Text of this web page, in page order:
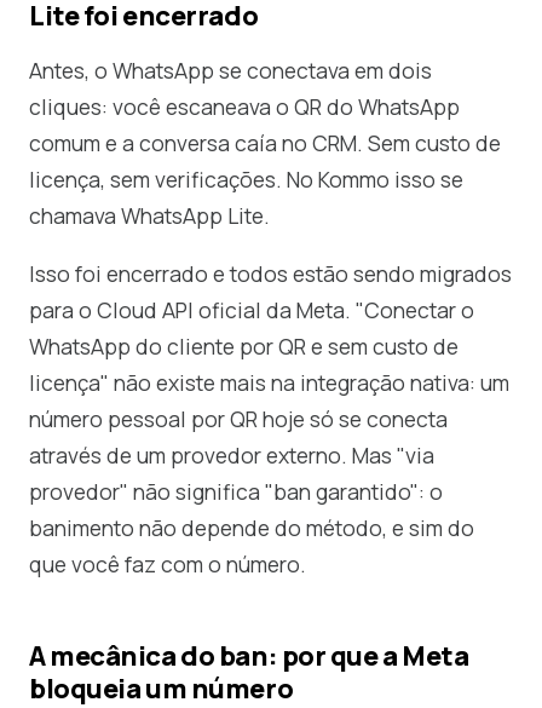
Lite foi encerrado
Antes, o WhatsApp se conectava em dois
cliques: você escaneava o QR do WhatsApp
comum e a conversa caía no CRM. Sem custo de
licença, sem verificações. No Kommo isso se
chamava WhatsApp Lite.
Isso foi encerrado e todos estão sendo migrados
para o Cloud API oficial da Meta. "Conectar o
WhatsApp do cliente por QR e sem custo de
licença" não existe mais na integração nativa: um
número pessoal por QR hoje só se conecta
através de um provedor externo. Mas "via
provedor" não significa "ban garantido": o
banimento não depende do método, e sim do
que você faz com o número.
A mecânica do ban: por que a Meta
bloqueia um número